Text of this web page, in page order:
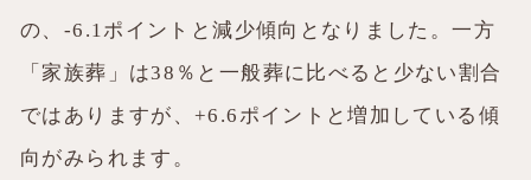
の、-6.1ポイントと減少傾向となりました。一方
「家族葬」は38％と一般葬に比べると少ない割合
ではありますが、+6.6ポイントと増加している傾
向がみられます。